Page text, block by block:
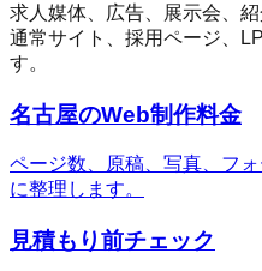
求人媒体、広告、展示会、
通常サイト、採用ページ、
す。
名古屋のWeb制作料金
ページ数、原稿、写真、フ
に整理します。
見積もり前チェック